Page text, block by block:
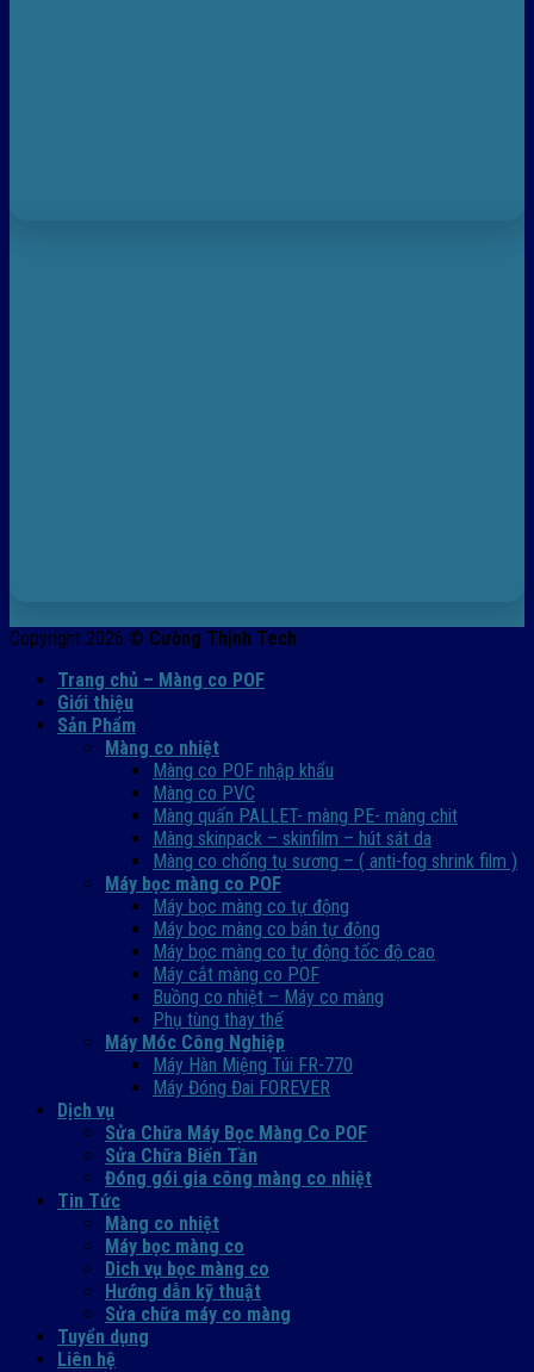
Copyright 2026 © Cường Thịnh Tech
Trang chủ – Màng co POF
Giới thiệu
Sản Phẩm
Màng co nhiệt
Màng co POF nhập khẩu
Màng co PVC
Màng quấn PALLET- màng PE- màng chit
Màng skinpack – skinfilm – hút sát da
Màng co chống tụ sương – ( anti-fog shrink film )
Máy bọc màng co POF
Máy bọc màng co tự động
Máy bọc màng co bán tự động
Máy bọc màng co tự động tốc độ cao
Máy cắt màng co POF
Buồng co nhiệt – Máy co màng
Phụ tùng thay thế
Máy Móc Công Nghiệp
Máy Hàn Miệng Túi FR-770
Máy Đóng Đai FOREVER
Dịch vụ
Sửa Chữa Máy Bọc Màng Co POF
Sửa Chữa Biến Tần
Đóng gói gia công màng co nhiệt
Tin Tức
Màng co nhiệt
Máy bọc màng co
Dich vụ bọc màng co
Hướng dẫn kỹ thuật
Sửa chữa máy co màng
Tuyển dụng
Liên hệ